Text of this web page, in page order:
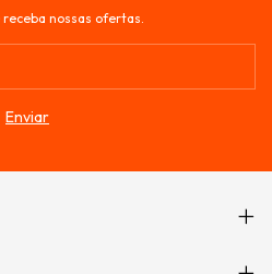
nossas ofertas.